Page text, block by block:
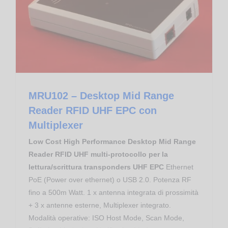
MRU102 – Desktop Mid Range
Reader RFID UHF EPC con
Multiplexer
Low Cost High Performance Desktop Mid Range
Reader RFID UHF multi-protocollo per la
lettura/scrittura transponders UHF EPC Ethernet
PoE (Power over ethernet) o USB 2.0. Potenza RF
fino a 500m Watt. 1 x antenna integrata di prossimità
+ 3 x antenne esterne, Multiplexer integrato.
Modalità operative: ISO Host Mode, Scan Mode,